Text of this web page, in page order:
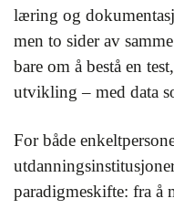
læring og
men to sider av
bare om å bestå en
utvikling – med data
For både
paradigmeskifte: fra å